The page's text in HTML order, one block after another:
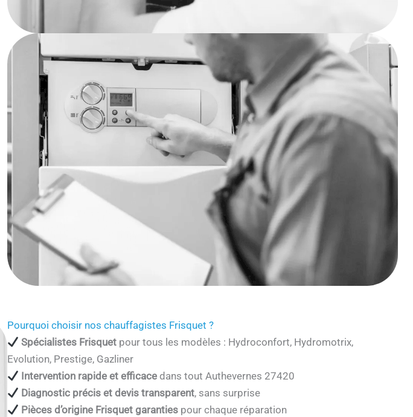
Pourquoi choisir nos chauffagistes Frisquet ?
Spécialistes Frisquet pour tous les modèles : Hydroconfort, Hydromotrix,
Evolution, Prestige, Gazliner
Intervention rapide et efficace dans tout Authevernes 27420
Diagnostic précis et devis transparent, sans surprise
Pièces d’origine Frisquet garanties pour chaque réparation